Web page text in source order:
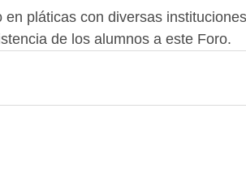
en pláticas con diversas
de los alumnos a este Foro.